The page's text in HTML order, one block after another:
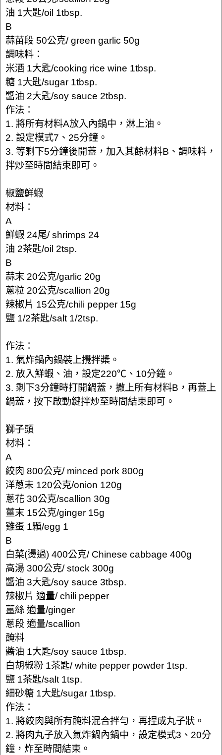
油 1大匙/oil 1tbsp.
B
蒜苗段 50公克/ green garlic 50g
調味料：
米酒 1大匙/cooking rice wine 1tbsp.
糖 1大匙/sugar 1tbsp.
醬油 2大匙/soy sauce 2tbsp.
作法：
1. 將所有材料A放入內鍋中，淋上油。
2. 設定模式7、25分鐘。
3. 等剩下5分鐘後開蓋，加入其餘材料B、調味料，
拌炒至時間結束即可。
椒鹽鮮蝦
材料：
A
鮮蝦 24尾/ shrimps 24
油 2茶匙/oil 2tsp.
B
蒜末 20公克/garlic 20g
蔥粒 20公克/scallion 20g
辣椒片 15公克/chili pepper 15g
鹽 1/2茶匙/salt 1/2tsp.
作法：
1. 氣炸鍋內鍋裝上攪拌槳。
2. 放入鮮蝦、油，設定220℃、10分鐘。
3. 剩下3分鐘時打開鍋蓋，撒上所有材料B，再蓋上
鍋蓋，按下啟動鍵拌炒至時間結束即可。
獅子頭
材料：
A
絞肉 800公克/ minced pork 800g
洋蔥末 120公克/onion 120g
蔥花 30公克/scallion 30g
薑末 15公克/ginger 15g
雞蛋 1顆/egg 1
B
白菜(燙過) 400公克/ Chinese cabbage 400g
高湯 300公克/ stock 300g
醬油 3大匙/soy sauce 3tbsp.
辣椒片 適量/ chili pepper
薑絲 適量/ginger
蔥段 適量/scallion
醃料
醬油 1大匙/soy sauce 1tbsp.
白胡椒粉 1茶匙/ white pepper powder 1tsp.
鹽 1茶匙/salt 1tsp.
細砂糖 1大匙/sugar 1tbsp.
作法：
1. 將絞肉與所有醃料混合拌勻，再捏成丸子狀。
2. 將肉丸子放入氣炸鍋內鍋中，設定模式3、20分
鐘，炸至時間結束。